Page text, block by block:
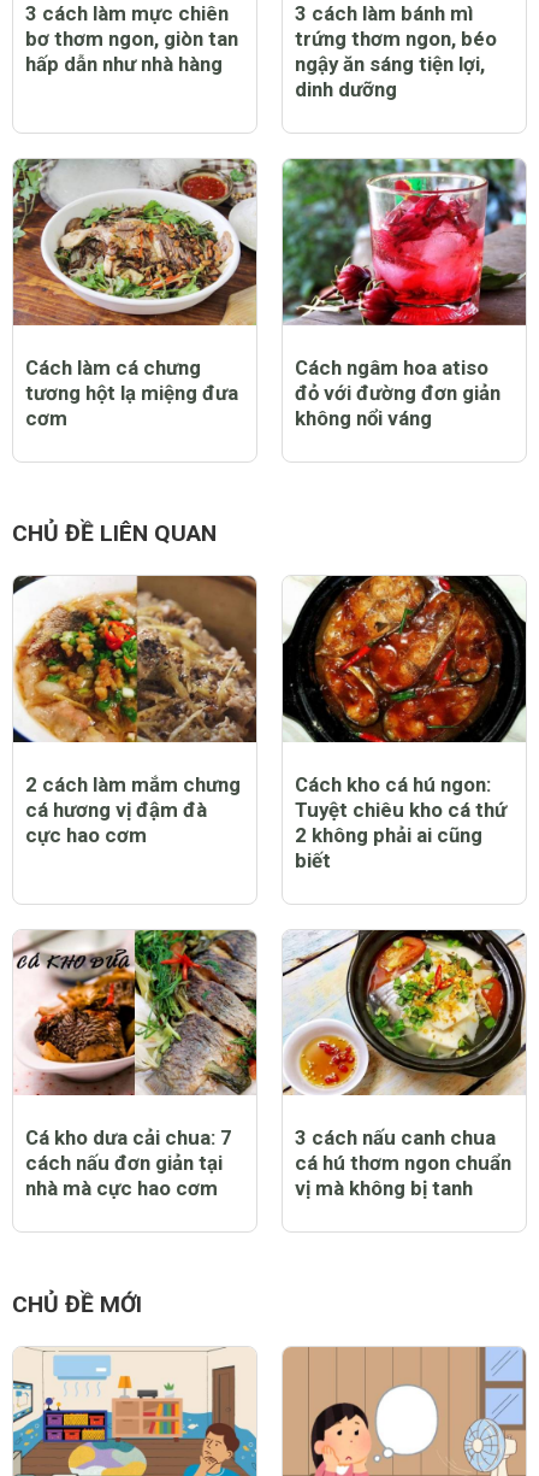
3 cách làm mực chiên
bơ thơm ngon, giòn tan
hấp dẫn như nhà hàng
3 cách làm bánh mì
trứng thơm ngon, béo
ngậy ăn sáng tiện lợi,
dinh dưỡng
Cách làm cá chưng
tương hột lạ miệng đưa
cơm
Cách ngâm hoa atiso
đỏ với đường đơn giản
không nổi váng
CHỦ ĐỀ LIÊN QUAN
2 cách làm mắm chưng
cá hương vị đậm đà
cực hao cơm
Cách kho cá hú ngon:
Tuyệt chiêu kho cá thứ
2 không phải ai cũng
biết
Cá kho dưa cải chua: 7
cách nấu đơn giản tại
nhà mà cực hao cơm
3 cách nấu canh chua
cá hú thơm ngon chuẩn
vị mà không bị tanh
CHỦ ĐỀ MỚI